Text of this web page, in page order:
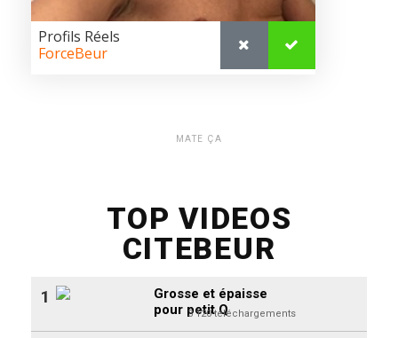
MATE ÇA
TOP VIDEOS
CITEBEUR
Grosse et épaisse
pour petit Q
3 120 téléchargements
1